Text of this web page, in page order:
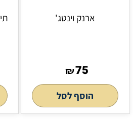
ארנק וינטג'
₪75
הוסף לסל